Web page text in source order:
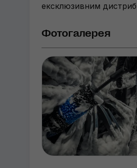
ексклюзивним
Фотогалерея